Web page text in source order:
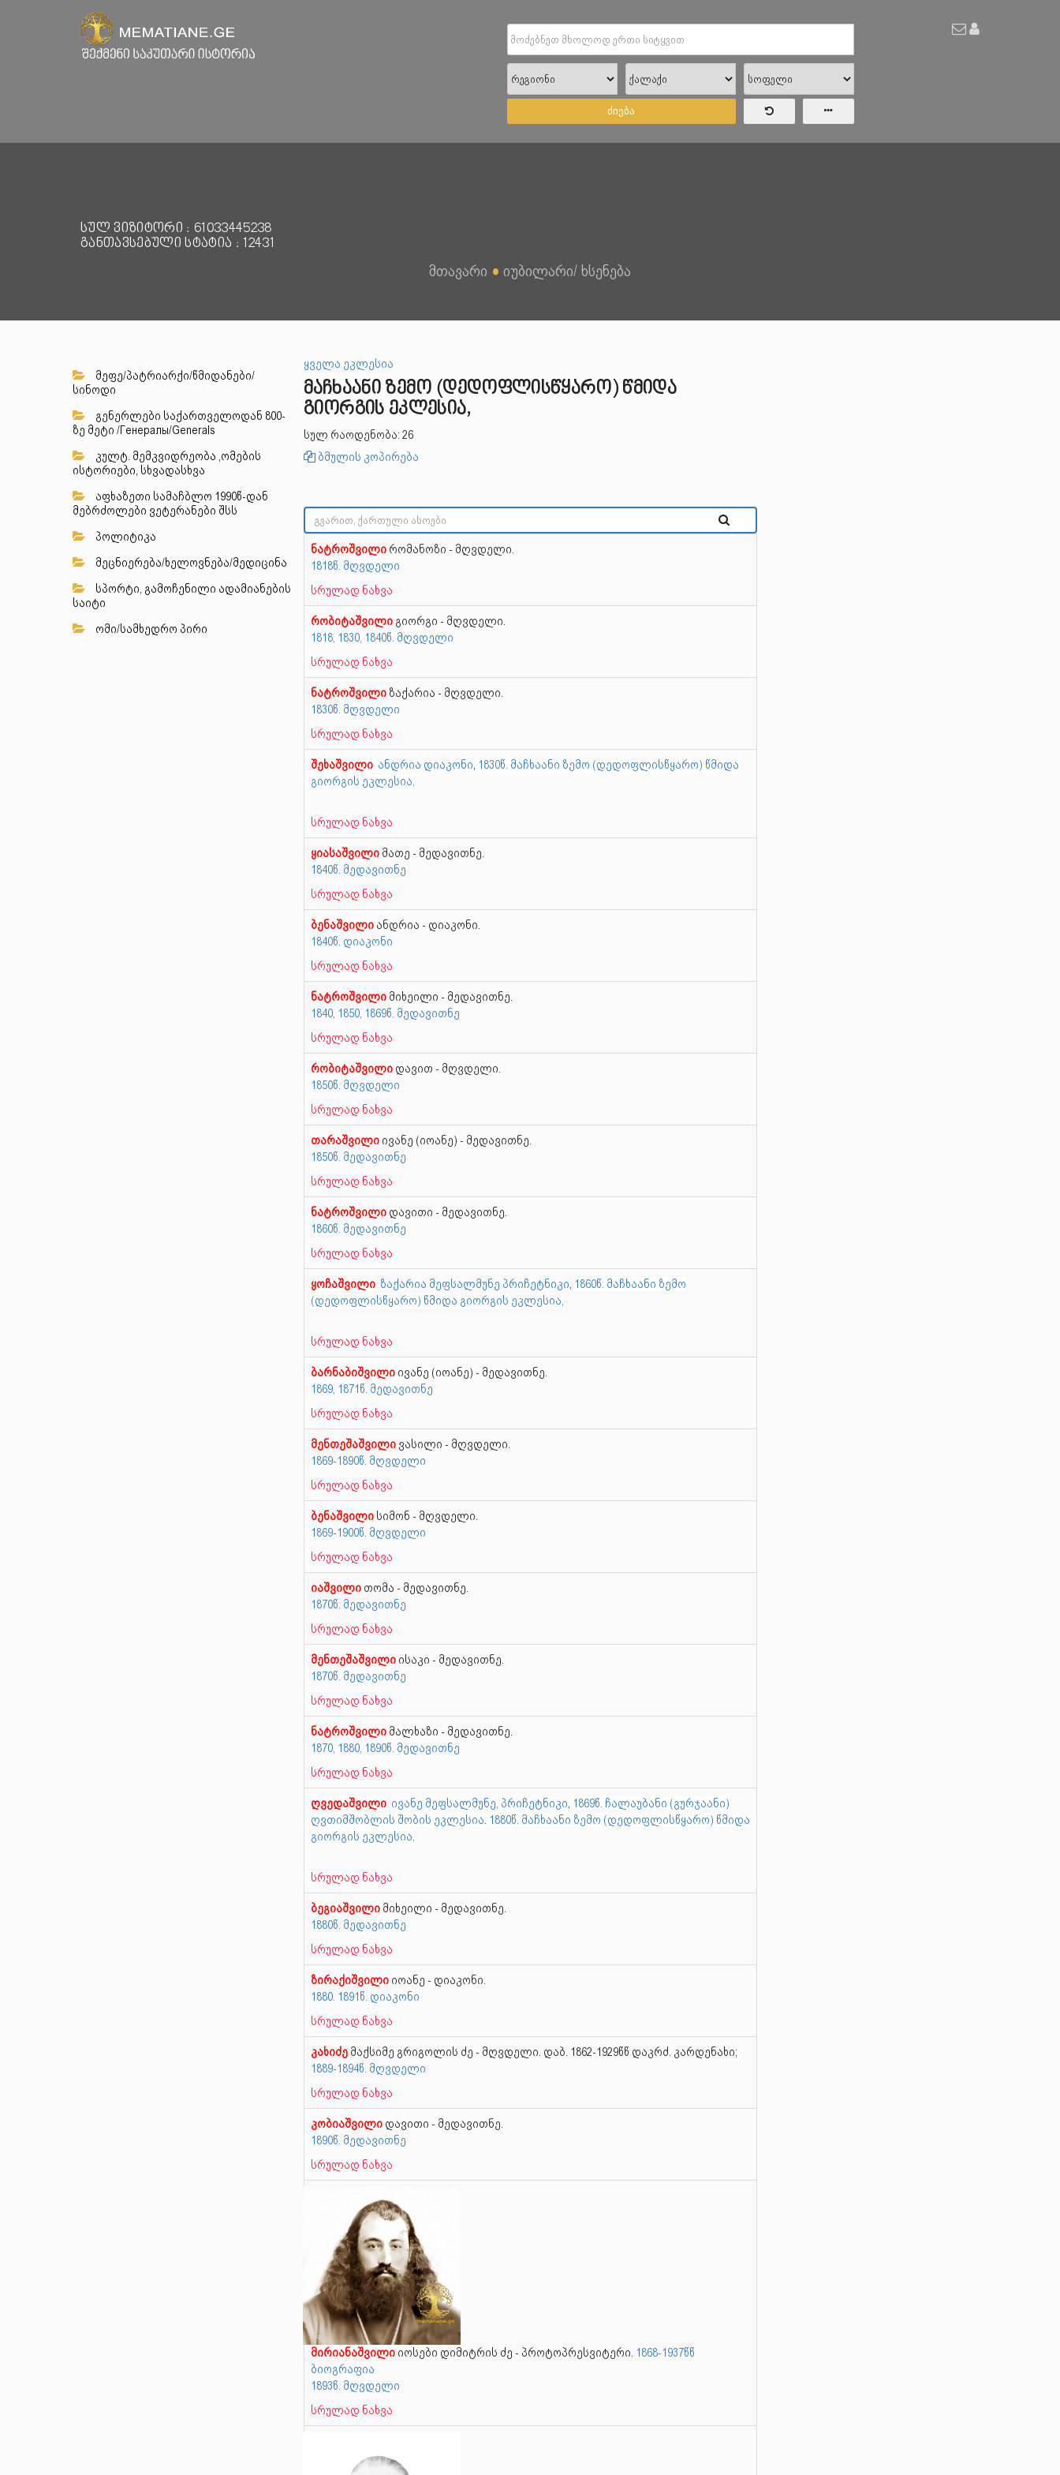
ძიება
სულ ვიზიტორი : 61033445238
განთავსებული სტატია : 12431
მთავარი ● იუბილარი/ ხსენება
მეფე/პატრიარქი/წმიდანები/
სინოდი
გენერლები საქართველოდან 800-
ზე მეტი /Генералы/Generals
კულტ. მემკვიდრეობა ,ომების
ისტორიები, სხვადასხვა
აფხაზეთი სამაჩბლო 1990წ-დან
მებრძოლები ვეტერანები შსს
პოლიტიკა
მეცნიერება/ხელოვნება/მედიცინა
სპორტი, გამოჩენილი ადამიანების
საიტი
ომი/სამხედრო პირი
ყველა ეკლესია
მაჩხაანი ზემო (დედოფლისწყარო) წმიდა
გიორგის ეკლესია,
სულ რაოდენობა: 26
ბმულის კოპირება
ნატროშვილირომანოზი - მღვდელი.
1818წ. მღვდელი
სრულად ნახვა
რობიტაშვილიგიორგი - მღვდელი.
1818, 1830, 1840წ. მღვდელი
სრულად ნახვა
ნატროშვილიზაქარია - მღვდელი.
1830წ. მღვდელი
სრულად ნახვა
შეხაშვილი ანდრია დიაკონი, 1830წ. მაჩხაანი ზემო (დედოფლისწყარო) წმიდა
გიორგის ეკლესია,
სრულად ნახვა
ყიასაშვილიმათე - მედავითნე.
1840წ. მედავითნე
სრულად ნახვა
ბენაშვილიანდრია - დიაკონი.
1840წ. დიაკონი
სრულად ნახვა
ნატროშვილიმიხეილი - მედავითნე.
1840, 1850, 1869წ. მედავითნე
სრულად ნახვა
რობიტაშვილიდავით - მღვდელი.
1850წ. მღვდელი
სრულად ნახვა
თარაშვილი ივანე (იოანე) - მედავითნე.
1850წ. მედავითნე
სრულად ნახვა
ნატროშვილიდავითი - მედავითნე.
1860წ. მედავითნე
სრულად ნახვა
ყოჩაშვილი ზაქარია მეფსალმუნე პრიჩეტნიკი, 1860წ. მაჩხაანი ზემო
(დედოფლისწყარო) წმიდა გიორგის ეკლესია,
სრულად ნახვა
ბარნაბიშვილიივანე (იოანე) - მედავითნე.
1869, 1871წ. მედავითნე
სრულად ნახვა
მენთეშაშვილი ვასილი - მღვდელი.
1869-1890წ. მღვდელი
სრულად ნახვა
ბენაშვილისიმონ - მღვდელი.
1869-1900წ. მღვდელი
სრულად ნახვა
იაშვილითომა - მედავითნე.
1870წ. მედავითნე
სრულად ნახვა
მენთეშაშვილი ისაკი - მედავითნე.
1870წ. მედავითნე
სრულად ნახვა
ნატროშვილიმალხაზი - მედავითნე.
1870, 1880, 1890წ. მედავითნე
სრულად ნახვა
ღვედაშვილი ივანე მეფსალმუნე, პრიჩეტნიკი, 1869წ. ჩალაუბანი (გურჯაანი)
ღვთიმშობლის შობის ეკლესია. 1880წ. მაჩხაანი ზემო (დედოფლისწყარო) წმიდა
გიორგის ეკლესია,
სრულად ნახვა
ბეგიაშვილიმიხეილი - მედავითნე.
1880წ. მედავითნე
სრულად ნახვა
ზირაქიშვილიიოანე - დიაკონი.
1880. 1891წ. დიაკონი
სრულად ნახვა
კახიძემაქსიმე გრიგოლის ძე - მღვდელი. დაბ. 1862-1929წწ დაკრძ. კარდენახი;
1889-1894წ. მღვდელი
სრულად ნახვა
კობიაშვილიდავითი - მედავითნე.
1890წ. მედავითნე
სრულად ნახვა
მირიანაშვილი იოსები დიმიტრის ძე - პროტოპრესვიტერი. 1868-1937წწ
ბიოგრაფია
1893წ. მღვდელი
სრულად ნახვა